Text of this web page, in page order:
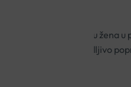
dnevna krema za kožu žena
u menopauzi koji vidljivo